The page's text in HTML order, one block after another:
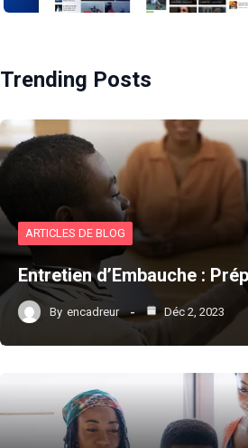
Trending Posts
ARTICLES DE BLOG
Entretien d’Embauche :
By encadreur Déc 2, 2023